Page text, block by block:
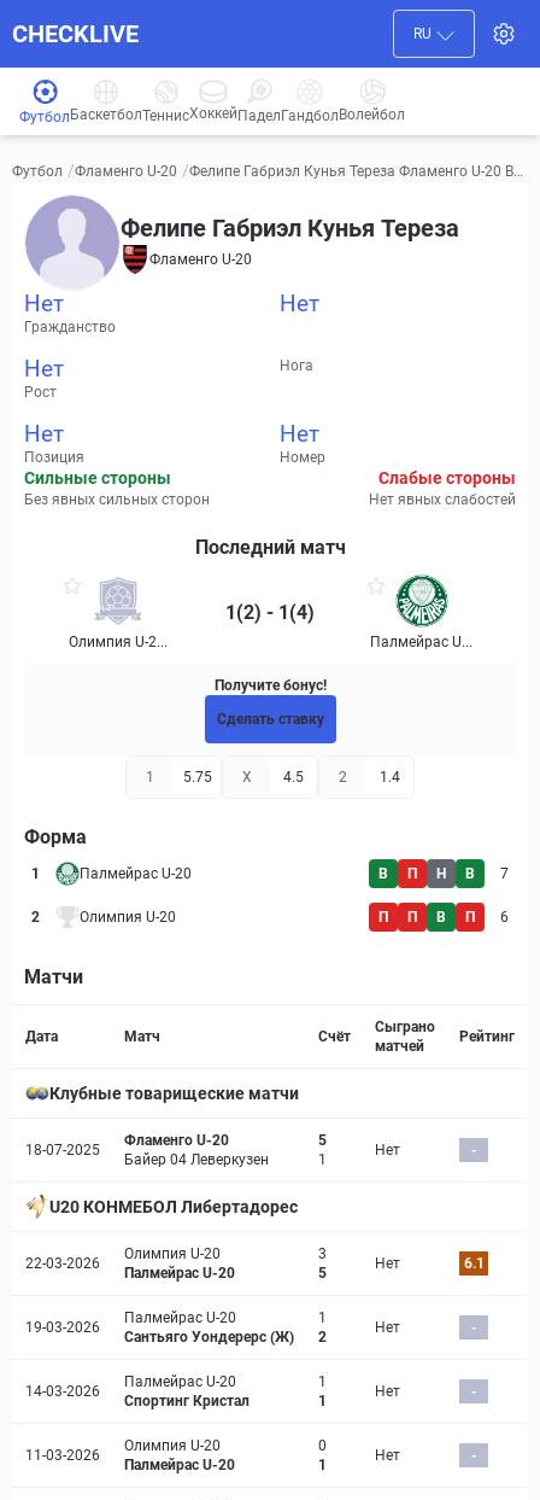
CHECKLIVE RU
Футбол БаскетболТеннисХоккей ПаделГандбол Волейбол
Футбол /Фламенго U-20 /Фелипе Габриэл Кунья Тереза Фламенго U-20 Ви
Фелипе Габриэл Кунья Тереза
Фламенго U-20
Нет
Гражданство
Нет
Нет
Рост
Нога
Нет
Позиция
Нет
Номер
Сильные стороны
Без явных сильных сторон
Слабые стороны
Нет явных слабостей
Последний матч
Олимпия U-2...
1(2) - 1(4)
Палмейрас U...
Получите бонус!
Сделать ставку
1 5.75 X 4.5 2 1.4
Форма
1 Палмейрас U-20 В П Н В 7
2 Олимпия U-20 П П В П 6
Матчи
Дата Матч Счёт
Сыграно
матчей
Рейтинг
Клубные товарищеские матчи
18-07-2025
Фламенго U-20
Байер 04 Леверкузен
5
1
Нет -
U20 КОНМЕБОЛ Либертадорес
22-03-2026
Олимпия U-20
Палмейрас U-20
3
5
Нет 6.1
19-03-2026
Палмейрас U-20
Сантьяго Уондерерс (Ж)
1
2
Нет -
14-03-2026
Палмейрас U-20
Спортинг Кристал
1
1
Нет -
11-03-2026
Олимпия U-20
Палмейрас U-20
0
1
Нет -